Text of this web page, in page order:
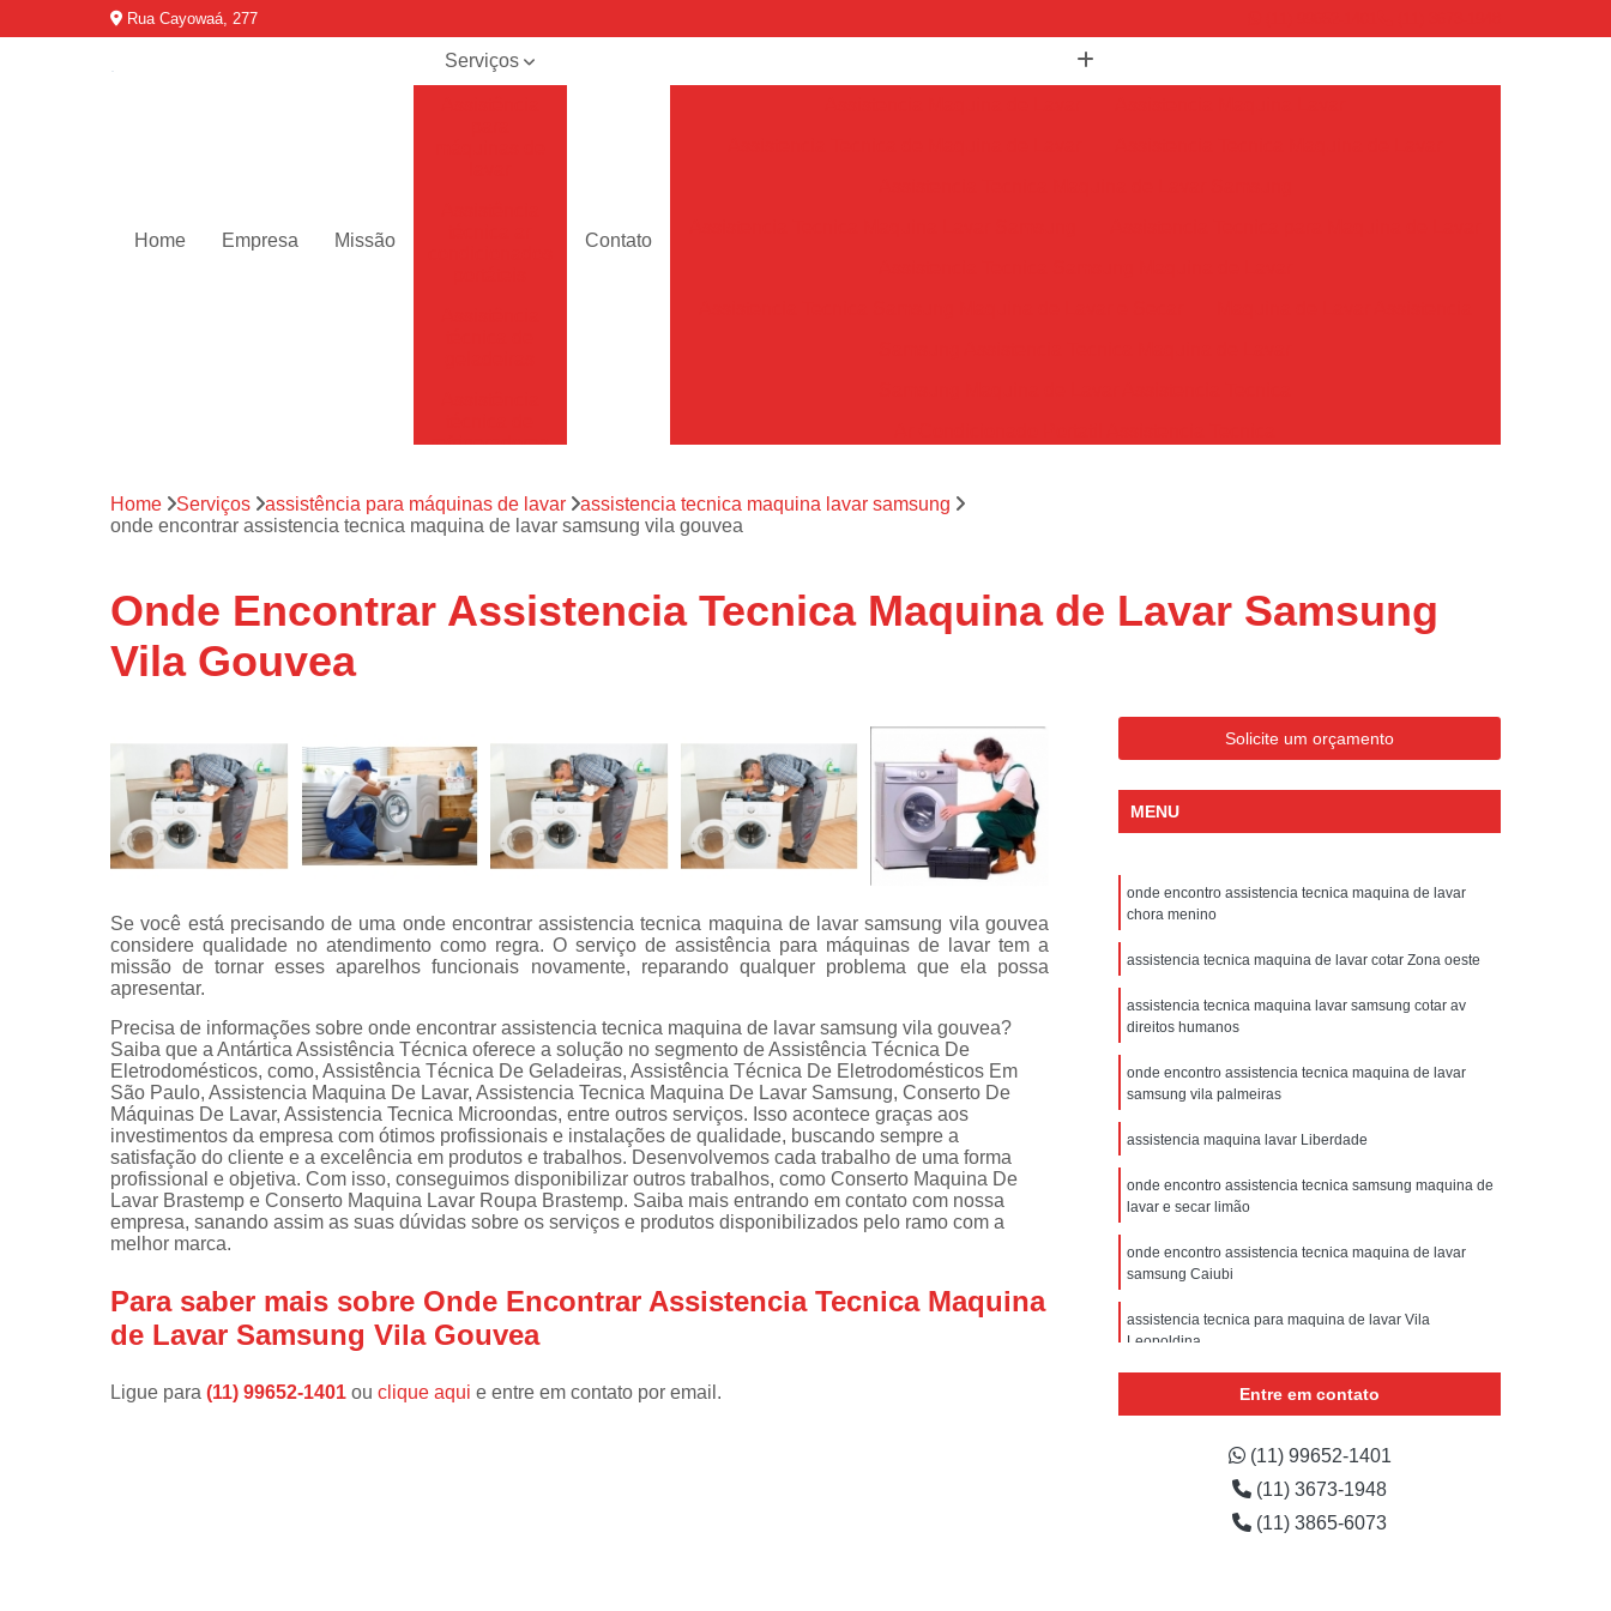
Rua Cayowaá, 277
Home Empresa Missão
Serviços
refrigeradores
técnica de
secadoras
fogão
máquinas de
lavar
Consertos de
adega
expositoras
Instalação de
Instalação de
máquinas de
lavar roupa
Instalações de
lava e seca
Manutenções
de fogão
Contato
Assistencia Tecnica Ar Condicionado Portatil
Assistencia Tecnica Ar Condicionado Portatil Philco
Assistencia Tecnica Ar Condicionado Tipo Portatil
Assistencia Tecnica de Ar Condicionado Portatil Philco
Assistencia Tecnica em Ar Condicionado Portatil
Assistencia Tecnica para Ar Condicionado Portatil
Assistencia Tecnica de Geladeira Electrolux
Assistencia Tecnica Electrolux Geladeira
Assistencia Tecnica Geladeira
Assistencia Tecnica Geladeira Electrolux
Assistencia Tecnica Resfriar Geladeira
Electrolux Assistencia Tecnica Geladeira
Electrolux Geladeira Assistencia Tecnica
Geladeira Assistencia Tecnica
Assistencia Tecnica de Refrigerador
Assistencia Tecnica de Refrigerador Electrolux
Assistencia Tecnica Electrolux Refrigerador
Assistencia Tecnica Refrigerador
Assistencia Tecnica Refrigerador com Defeito
Assistencia Tecnica Refrigerador com Problema
Assistencia Tecnica Refrigerador Electrolux
Assistencia Tecnica Refrigerador Não Liga
Refrigerador Assistencia Tecnica
Refrigerador Electrolux Assistencia Tecnica
Assistencia Tecnica Maquina Secadora
Assistencia Tecnica Maquina Secadora de Roupa
Assistencia Tecnica para Secadora
Assistencia Tecnica Samsung Lavadora e Secadora
Assistencia Tecnica Secadora
Assistencia Tecnica Secadora Samsung
Assistencia Tecnica de Fogão
Assistencia Tecnica Fogão
Home Serviços assistência para máquinas de lavar
assistencia tecnica maquina lavar samsung
onde encontrar assistencia tecnica maquina de lavar samsung vila gouvea
Onde Encontrar Assistencia Tecnica Maquina de Lavar Samsung
Vila Gouvea
Se você está precisando de uma onde encontrar assistencia tecnica maquina de lavar samsung vila gouvea
considere qualidade no atendimento como regra. O serviço de assistência para máquinas de lavar tem a
missão de tornar esses aparelhos funcionais novamente, reparando qualquer problema que ela possa
apresentar.
Precisa de informações sobre onde encontrar assistencia tecnica maquina de lavar samsung vila gouvea?
Saiba que a Antártica Assistência Técnica oferece a solução no segmento de Assistência Técnica De
Eletrodomésticos, como, Assistência Técnica De Geladeiras, Assistência Técnica De Eletrodomésticos Em
São Paulo, Assistencia Maquina De Lavar, Assistencia Tecnica Maquina De Lavar Samsung, Conserto De
Máquinas De Lavar, Assistencia Tecnica Microondas, entre outros serviços. Isso acontece graças aos
investimentos da empresa com ótimos profissionais e instalações de qualidade, buscando sempre a
satisfação do cliente e a excelência em produtos e trabalhos. Desenvolvemos cada trabalho de uma forma
profissional e objetiva. Com isso, conseguimos disponibilizar outros trabalhos, como Conserto Maquina De
Lavar Brastemp e Conserto Maquina Lavar Roupa Brastemp. Saiba mais entrando em contato com nossa
empresa, sanando assim as suas dúvidas sobre os serviços e produtos disponibilizados pelo ramo com a
melhor marca.
Para saber mais sobre Onde Encontrar Assistencia Tecnica Maquina
de Lavar Samsung Vila Gouvea
Ligue para (11) 99652-1401 ou clique aqui e entre em contato por email.
Solicite um orçamento
MENU
onde encontro assistencia tecnica maquina de lavar
chora menino
assistencia tecnica maquina de lavar cotar Zona oeste
assistencia tecnica maquina lavar samsung cotar av
direitos humanos
onde encontro assistencia tecnica maquina de lavar
samsung vila palmeiras
assistencia maquina lavar Liberdade
onde encontro assistencia tecnica samsung maquina de
lavar e secar limão
onde encontro assistencia tecnica maquina de lavar
samsung Caiubi
assistencia tecnica para maquina de lavar Vila
Leopoldina
assistencia tecnica samsung maquina de lavar e secar
assistencia tecnica para maquina de lavar cotar Vila
Entre em contato
(11) 99652-1401
(11) 3673-1948
(11) 3865-6073